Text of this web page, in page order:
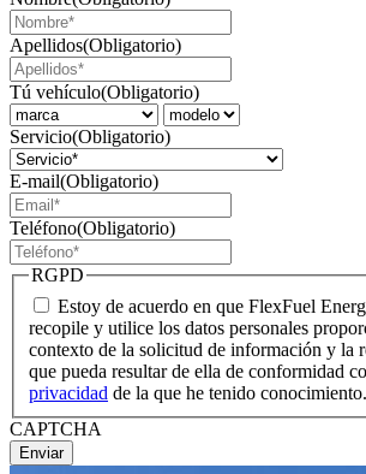
Apellidos(Obligatorio)
Tú vehículo(Obligatorio)
Servicio(Obligatorio)
E-mail(Obligatorio)
Teléfono(Obligatorio)
RGPD
Estoy de acuerdo en que FlexFuel
recopile y utilice los datos personales
contexto de la solicitud de información y la
que pueda resultar de ella de conformidad
privacidad de la que he tenido conocimiento.
CAPTCHA